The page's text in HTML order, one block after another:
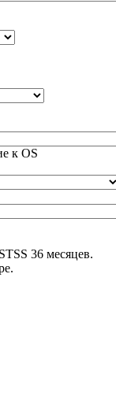
к OS
36 месяцев.